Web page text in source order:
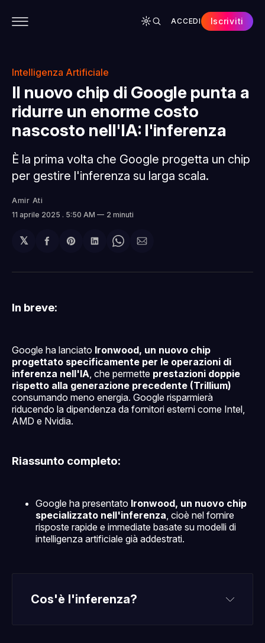
ACCEDI Iscriviti
Intelligenza Artificiale
Il nuovo chip di Google punta a
ridurre un enorme costo
nascosto nell'IA: l'inferenza
È la prima volta che Google progetta un chip
per gestire l'inferenza su larga scala.
Amir Ati
11 aprile 2025 . 5:50 AM 2 minuti
𝕏
Condividi
Facebook
Share
Pinterest
Condividi
LinkedIn
Share
WhatsApp
Condividi
email
In breve:
Google ha lanciato Ironwood, un nuovo chip
progettato specificamente per le operazioni di
inferenza nell'IA, che permette prestazioni doppie
rispetto alla generazione precedente (Trillium)
consumando meno energia. Google risparmierà
riducendo la dipendenza da fornitori esterni come Intel,
AMD e Nvidia.
Riassunto completo:
Google ha presentato Ironwood, un nuovo chip
specializzato nell'inferenza , cioè nel fornire
risposte rapide e immediate basate su modelli di
intelligenza artificiale già addestrati.
Cos'è l'inferenza?